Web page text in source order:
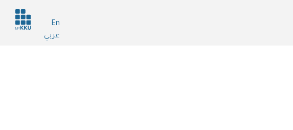
En
عربي
Header
services